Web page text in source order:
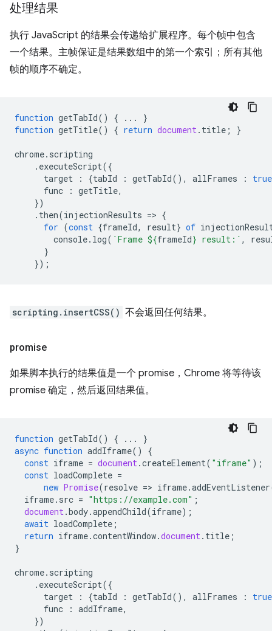
处理结果
执行 JavaScript 的结果会传递给扩展程序。每个帧中包含
一个结果。主帧保证是结果数组中的第一个索引；所有其他
帧的顺序不确定。
function getTabId() { ...
}
function getTitle() { return document. title ; }
chrome. scripting
. executeScript({
target
: {tabId : getTabId(), allFrames :
true
func
: getTitle,
})
. then(injectionResults => {
for (const {frameId, result} of
console. log( `Frame ${frameId} result:` ,
}
});
scripting.insertCSS() 不会返回任何结果。
promise
如果脚本执行的结果值是一个 promise，Chrome 将等待该
promise 确定，然后返回结果值。
function getTabId() { ...
}
async function addIframe()
{
const iframe = document.createElement( "iframe" );
const loadComplete =
new Promise(resolve => iframe.addEventListener
iframe. src = "https://example.com" ;
document.body.appendChild(iframe);
await loadComplete ;
return iframe.contentWindow.document. title ;
}
chrome. scripting
. executeScript({
target
: {tabId : getTabId(), allFrames :
true
func
: addIframe,
})